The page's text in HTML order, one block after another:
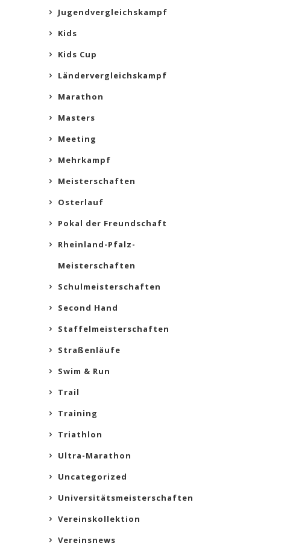
Jugendvergleichskampf
Kids
Kids Cup
Ländervergleichskampf
Marathon
Masters
Meeting
Mehrkampf
Meisterschaften
Osterlauf
Pokal der Freundschaft
Rheinland-Pfalz-
Meisterschaften
Schulmeisterschaften
Second Hand
Staffelmeisterschaften
Straßenläufe
Swim & Run
Trail
Training
Triathlon
Ultra-Marathon
Uncategorized
Universitätsmeisterschaften
Vereinskollektion
Vereinsnews